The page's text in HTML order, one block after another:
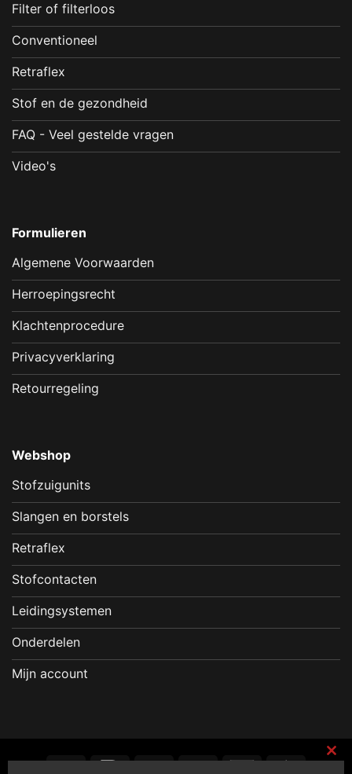
Filter of filterloos
Conventioneel
Retraflex
Stof en de gezondheid
FAQ - Veel gestelde vragen
Video's
Formulieren
Algemene Voorwaarden
Herroepingsrecht
Klachtenprocedure
Privacyverklaring
Retourregeling
Webshop
Stofzuigunits
Slangen en borstels
Retraflex
Stofcontacten
Leidingsystemen
Onderdelen
Mijn account